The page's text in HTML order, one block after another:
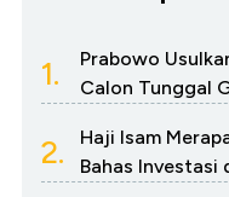
1.
Prabowo
Calon Tunggal
2.
Haji Isam
Bahas Investasi